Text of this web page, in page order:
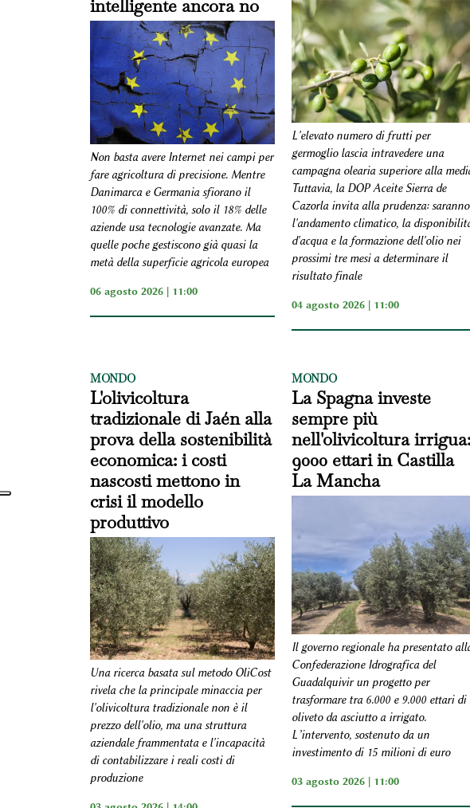
intelligente ancora no
Non basta avere Internet nei campi per
fare agricoltura di precisione. Mentre
Danimarca e Germania sfiorano il
100% di connettività, solo il 18% delle
aziende usa tecnologie avanzate. Ma
quelle poche gestiscono già quasi la
metà della superficie agricola europea
06 agosto 2026 | 11:00
L'elevato numero di frutti per
germoglio lascia intravedere una
campagna olearia superiore alla
Tuttavia, la DOP Aceite Sierra de
Cazorla invita alla prudenza: saranno
l'andamento climatico, la
d'acqua e la formazione dell'olio nei
prossimi tre mesi a determinare il
risultato finale
04 agosto 2026 | 11:00
MONDO
L'olivicoltura
tradizionale di Jaén alla
prova della sostenibilità
economica: i costi
nascosti mettono in
crisi il modello
produttivo
Una ricerca basata sul metodo OliCost
rivela che la principale minaccia per
l'olivicoltura tradizionale non è il
prezzo dell'olio, ma una struttura
aziendale frammentata e l'incapacità
di contabilizzare i reali costi di
produzione
MONDO
La Spagna investe
sempre più
nell'olivicoltura irrigua:
9000 ettari in Castilla
La Mancha
Il governo regionale ha presentato
Confederazione Idrografica del
Guadalquivir un progetto per
trasformare tra 6.000 e 9.000 ettari di
oliveto da asciutto a irrigato.
L’intervento, sostenuto da un
investimento di 15 milioni di euro
03 agosto 2026 | 11:00